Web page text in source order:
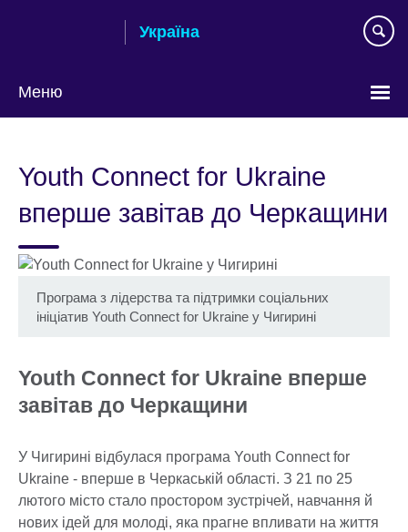
Україна
Меню
language
Youth Connect for Ukraine
вперше завітав до Черкащини
Програма з лідерства та підтримки соціальних
ініціатив Youth Connect for Ukraine у Чигирині
Youth Connect for Ukraine вперше
завітав до Черкащини
У Чигирині відбулася програма Youth Connect for
Ukraine - вперше в Черкаській області. З 21 по 25
лютого місто стало простором зустрічей, навчання й
нових ідей для молоді, яка прагне впливати на життя